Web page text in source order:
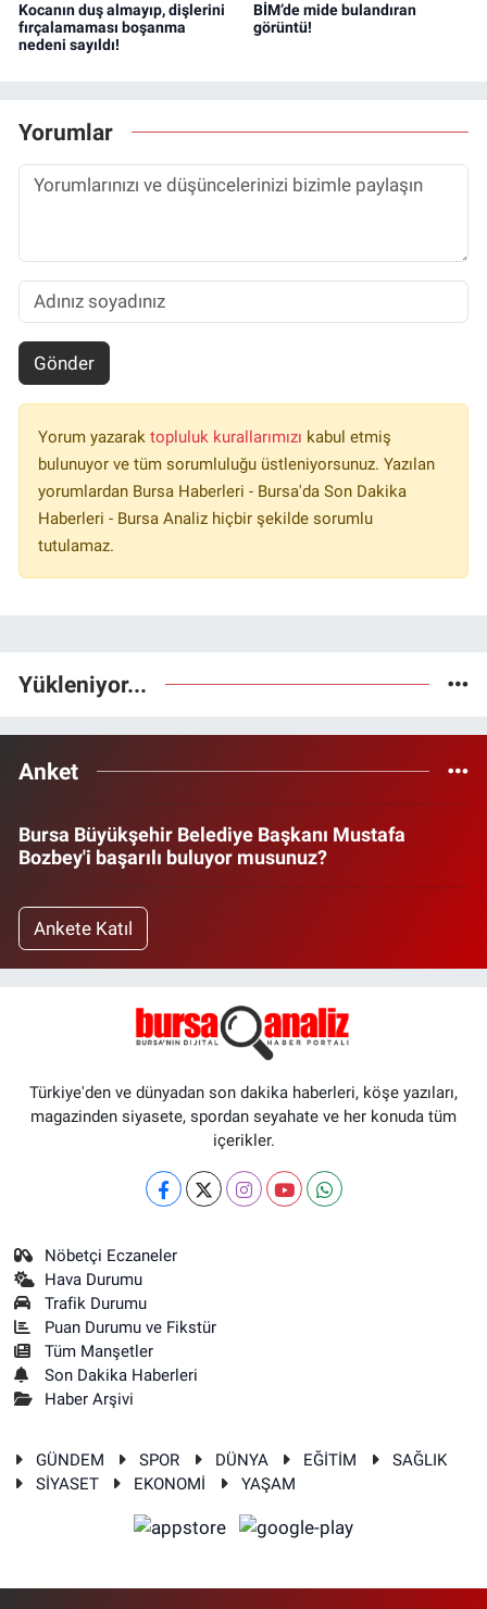
Kocanın duş almayıp, dişlerini
fırçalamaması boşanma
nedeni sayıldı!
BİM’de mide bulandıran
görüntü!
Yorumlar
Gönder
Yorum yazarak topluluk kurallarımızı kabul etmiş
bulunuyor ve tüm sorumluluğu üstleniyorsunuz. Yazılan
yorumlardan Bursa Haberleri - Bursa'da Son Dakika
Haberleri - Bursa Analiz hiçbir şekilde sorumlu
tutulamaz.
Yükleniyor...
Anket
Bursa Büyükşehir Belediye Başkanı Mustafa
Bozbey'i başarılı buluyor musunuz?
Ankete Katıl
Türkiye'den ve dünyadan son dakika haberleri, köşe yazıları,
magazinden siyasete, spordan seyahate ve her konuda tüm
içerikler.
Nöbetçi Eczaneler
Hava Durumu
Trafik Durumu
Puan Durumu ve Fikstür
Tüm Manşetler
Son Dakika Haberleri
Haber Arşivi
GÜNDEM SPOR DÜNYA EĞİTİM
SAĞLIK
SİYASET
EKONOMİ YAŞAM